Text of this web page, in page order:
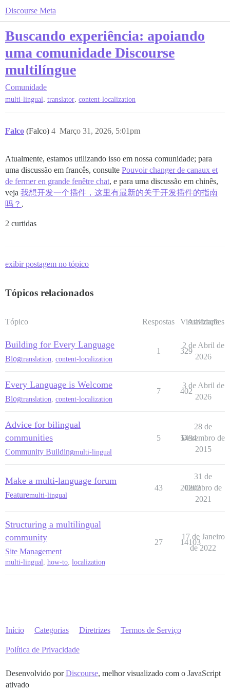
Discourse Meta
Buscando experiência: apoiando
uma comunidade Discourse
multilíngue
Comunidade
multi-lingual, translator, content-localization
Falco (Falco) Março 31, 2026, 5:01pm
4
Atualmente, estamos utilizando isso em nossa comunidade; para
uma discussão em francês, consulte Pouvoir changer de canaux et
de fermer en grande fenêtre chat, e para uma discussão em chinês,
veja 我想开发一个插件，这里有最新的关于开发插件的指南
吗？ .
2 curtidas
exibir postagem no tópico
Tópicos relacionados
Tópico Respostas Visualizações
Atividade
Building for Every Language
Blogtranslation content-localization
1 329
2 de Abril de
2026
Every Language is Welcome
Blogtranslation content-localization
7 402
3 de Abril de
2026
Advice for bilingual
communities
Community Buildingmulti-lingual
5 5494
28 de
Dezembro de
2015
Make a multi-language forum
Featuremulti-lingual
43 20202
31 de
Outubro de
2021
Structuring a multilingual
community
Site Management
multi-lingual, how-to, localization
27 14103
17 de Janeiro
de 2022
Início Categorias Diretrizes Termos de Serviço
Política de Privacidade
Desenvolvido porDiscourse, melhor visualizado com o JavaScript
ativado